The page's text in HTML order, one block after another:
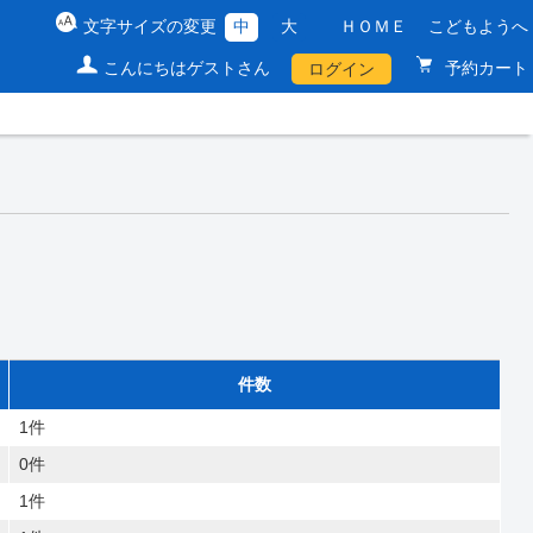
文字サイズの変更 中 大 ＨＯＭＥ こどもようへ
こんにちはゲストさん ログイン 予約カート
件数
1件
0件
1件